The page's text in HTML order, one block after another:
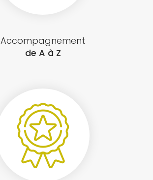
Accompagnement
de A à Z